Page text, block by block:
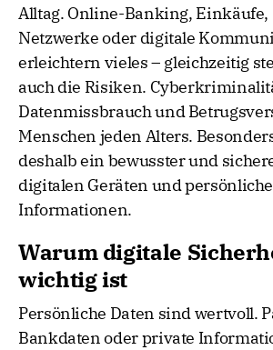
Alltag. Online-Banking, Einkäufe,
Netzwerke oder digitale
erleichtern vieles – gleichzeitig
auch die Risiken.
Datenmissbrauch und
Menschen jeden Alters.
deshalb ein bewusster und
digitalen Geräten und
Informationen.
Warum digitale
wichtig ist
Persönliche Daten sind wertvoll.
Bankdaten oder private